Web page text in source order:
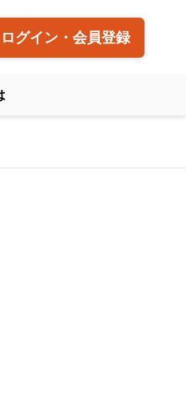
ログイン・会員登録